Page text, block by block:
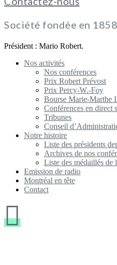
Société fondée en
Président : Mario Robert.
Nos activités
Nos conférences
Prix Robert Prévost
Prix Percy-W.-Foy
Bourse Marie-Marthe
Conférences en direct
Tribunes
Conseil
Notre histoire
Liste des présidents
Archives de nos
Liste des médaillés de
Emission de radio
Montréal en tête
Contact